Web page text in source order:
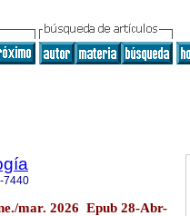
7440
mar. 2026 Epub 28-Abr-